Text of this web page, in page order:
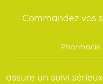
Commandez vos
Pharmacie
assure un suivi